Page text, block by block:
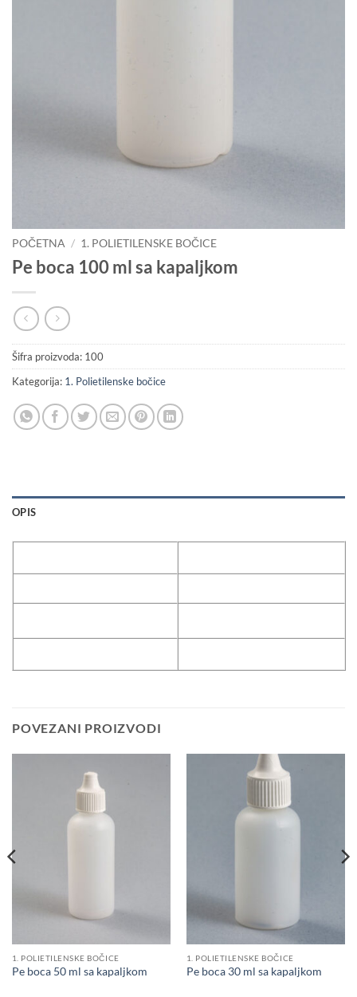
POČETNA / 1. POLIETILENSKE BOČICE
Pe boca 100 ml sa kapaljkom
Šifra proizvoda: 100
Kategorija: 1. Polietilenske bočice
OPIS
POVEZANI PROIZVODI
1. POLIETILENSKE BOČICE
Pe boca 50 ml sa kapaljkom
1. POLIETILENSKE BOČICE
Pe boca 30 ml sa kapaljkom